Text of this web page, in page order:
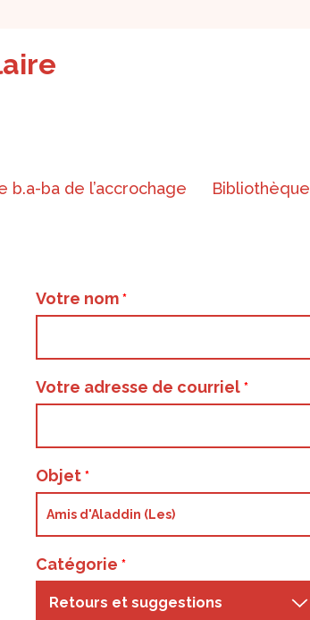
b.a-ba de l’accrochage Bibliothèque
Votre nom
Votre adresse de courriel
Objet
Catégorie
Retours et suggestions